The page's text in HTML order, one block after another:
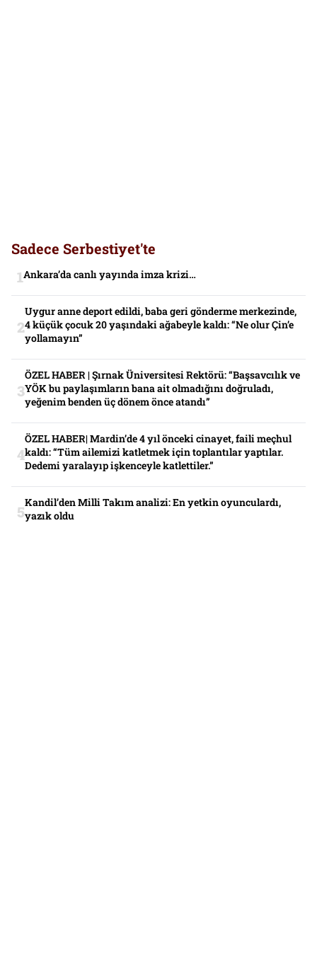
Sadece Serbestiyet'te
Ankara’da canlı yayında imza krizi…
Uygur anne deport edildi, baba geri gönderme merkezinde,
4 küçük çocuk 20 yaşındaki ağabeyle kaldı: “Ne olur Çin’e
yollamayın”
ÖZEL HABER | Şırnak Üniversitesi Rektörü: “Başsavcılık ve
YÖK bu paylaşımların bana ait olmadığını doğruladı,
yeğenim benden üç dönem önce atandı”
ÖZEL HABER| Mardin’de 4 yıl önceki cinayet, faili meçhul
kaldı: “Tüm ailemizi katletmek için toplantılar yaptılar.
Dedemi yaralayıp işkenceyle katlettiler.”
Kandil’den Milli Takım analizi: En yetkin oyunculardı,
yazık oldu